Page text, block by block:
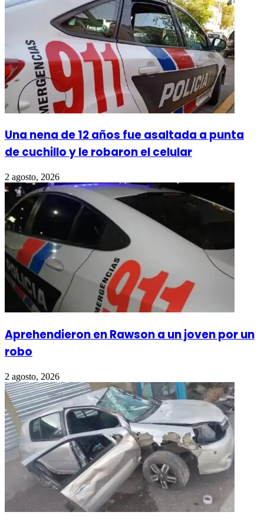
Una nena de 12 años fue asaltada a punta
de cuchillo y le robaron el celular
2 agosto, 2026
Aprehendieron en Rawson a un joven por un
robo
2 agosto, 2026